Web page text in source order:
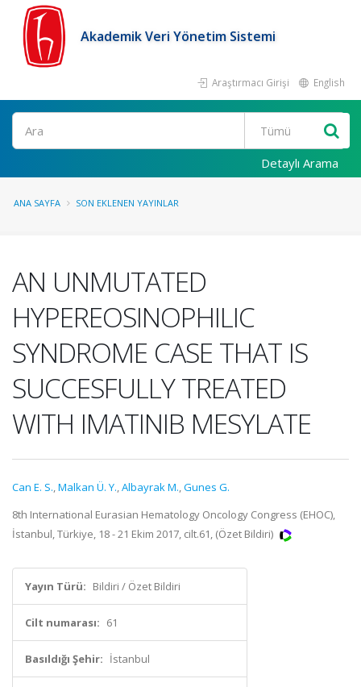
Akademik Veri Yönetim Sistemi
Araştırmacı Girişi English
Ara
Detaylı Arama
ANA SAYFA SON EKLENEN YAYINLAR
AN UNMUTATED
HYPEREOSINOPHILIC
SYNDROME CASE THAT IS
SUCCESFULLY TREATED
WITH IMATINIB MESYLATE
Can E. S.,Malkan Ü. Y.,Albayrak M.,Gunes G.
8th International Eurasian Hematology Oncology Congress (EHOC),
İstanbul, Türkiye, 18 - 21 Ekim 2017, cilt.61, (Özet Bildiri)
Yayın Türü: Bildiri / Özet Bildiri
Cilt numarası: 61
Basıldığı Şehir: İstanbul